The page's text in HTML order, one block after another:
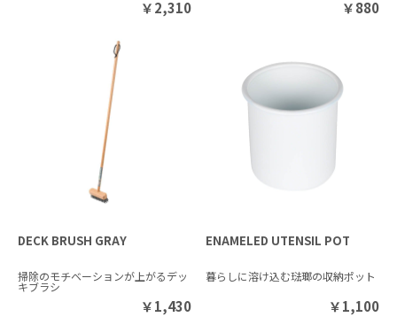
￥2,310 ￥880
DECK BRUSH GRAY
掃除のモチベーションが上がるデッ
キブラシ
￥1,430
ENAMELED UTENSIL POT
暮らしに溶け込む琺瑯の収納ポット
￥1,100